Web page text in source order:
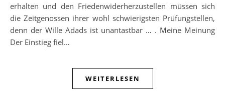
erhalten und den Friedenwiderherzustellen müssen sich
die Zeitgenossen ihrer wohl schwierigsten Prüfungstellen,
denn der Wille Adads ist unantastbar … . Meine Meinung
Der Einstieg fiel…
WEITERLESEN